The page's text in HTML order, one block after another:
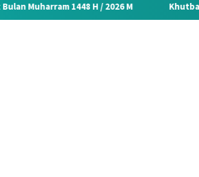
H / 2026 M Khutbah Idul Fitri 2026